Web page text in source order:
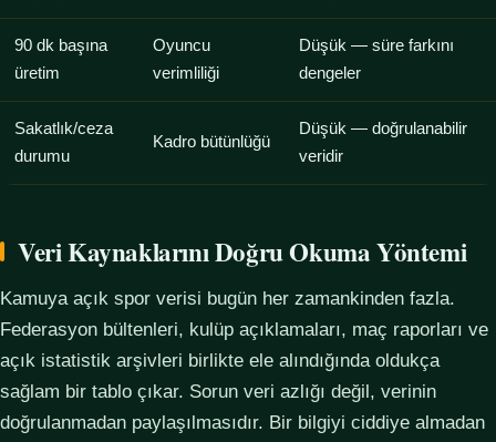
90 dk başına
üretim
Oyuncu
verimliliği
Düşük — süre farkını
dengeler
Sakatlık/ceza
durumu
Kadro bütünlüğü
Düşük — doğrulanabilir
veridir
Veri Kaynaklarını Doğru Okuma Yöntemi
Kamuya açık spor verisi bugün her zamankinden fazla.
Federasyon bültenleri, kulüp açıklamaları, maç raporları ve
açık istatistik arşivleri birlikte ele alındığında oldukça
sağlam bir tablo çıkar. Sorun veri azlığı değil, verinin
doğrulanmadan paylaşılmasıdır. Bir bilgiyi ciddiye almadan